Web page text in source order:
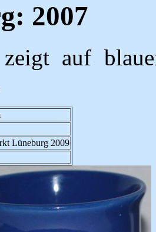
2007
auf
Lüneburg 2009